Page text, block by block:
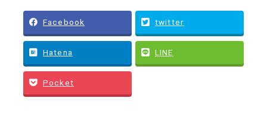
Facebook twitter
Hatena LINE
Pocket